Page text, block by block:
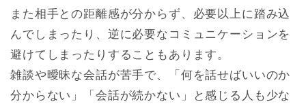
また相手との距離感が分からず、必要以上に踏み込
んでしまったり、逆に必要なコミュニケーションを
避けてしまったりすることもあります。
雑談や曖昧な会話が苦手で、「何を話せばいいのか
分からない」「会話が続かない」と感じる人も少な